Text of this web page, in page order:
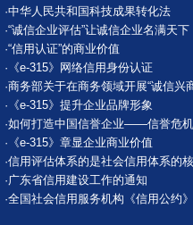
·中华人民共和国科技成果转化法
·“诚信企业评估”让诚信企业名满天下
·“信用认证”的商业价值
· 《e-315》网络信用身份认证
·商务部关于在商务领域开展“诚信兴
· 《e-315》提升企业品牌形象
·如何打造中国信誉企业——信誉危
· 《e-315》章显企业商业价值
·信用评估体系的是社会信用体系的
·广东省信用建设工作的通知
·全国社会信用服务机构《信用公约